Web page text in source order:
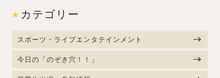
カテゴリー
スポーツ・ライブエンタテインメント
今日の「のぞき穴！！」